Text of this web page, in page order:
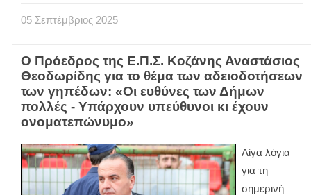
05 Σεπτέμβριος 2025
Ο Πρόεδρος της Ε.Π.Σ. Κοζάνης Αναστάσιος
Θεοδωρίδης για το θέμα των αδειοδοτήσεων
των γηπέδων: «Οι ευθύνες των Δήμων
πολλές - Υπάρχουν υπεύθυνοι κι έχουν
ονοματεπώνυμο»
Λίγα λόγια
για τη
σημερινή